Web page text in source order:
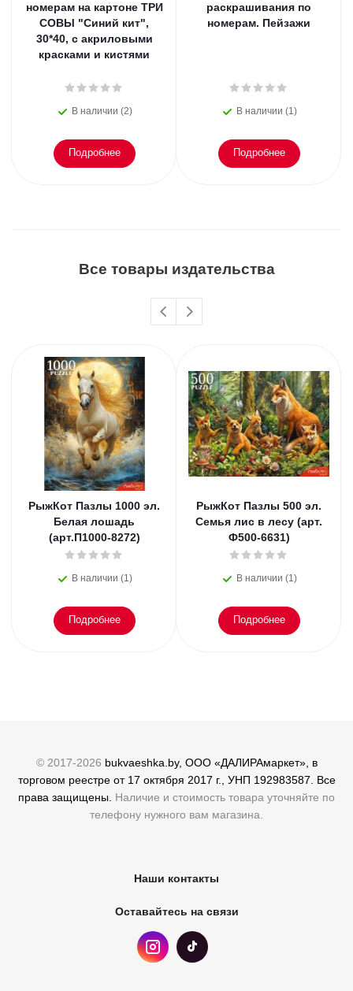
номерам на картоне ТРИ
СОВЫ "Синий кит",
30*40, с акриловыми
красками и кистями
В наличии (2)
Подробнее
раскрашивания по
номерам. Пейзажи
В наличии (1)
Подробнее
Все товары издательства
РыжКот Пазлы 1000 эл.
Белая лошадь
(арт.П1000-8272)
В наличии (1)
Подробнее
РыжКот Пазлы 500 эл.
Семья лис в лесу (арт.
Ф500-6631)
В наличии (1)
Подробнее
© 2017-2026 bukvaeshka.by, ООО «ДАЛИРАмаркет», в
торговом реестре от 17 октября 2017 г., УНП 192983587. Все
права защищены. Наличие и стоимость товара уточняйте по
телефону нужного вам магазина.
Наши контакты
Оставайтесь на связи